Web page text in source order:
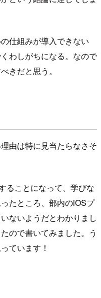
仕組みが導入できない
わしがちになる。なので
きだと思う。
由は特に見当たらなさそ
ることになって、学びな
たところ、部内のiOSプ
ないようだとわかりまし
ので書いてみました。う
ています！